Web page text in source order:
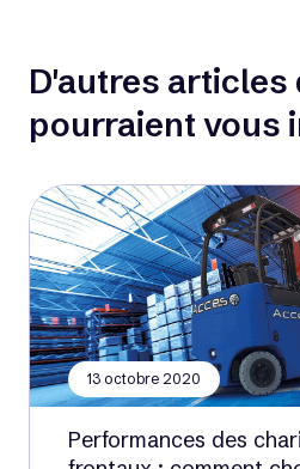
D'autres articles
pourraient vous
13 octobre 2020
Performances des